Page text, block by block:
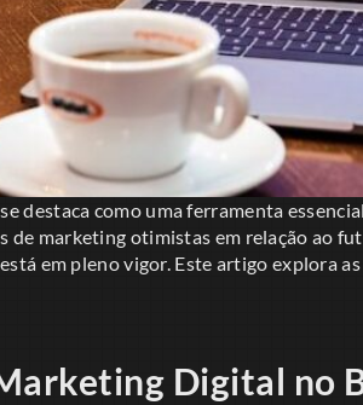
se destaca como uma ferramenta
de marketing otimistas em relação ao
em pleno vigor. Este artigo explora
Digital no